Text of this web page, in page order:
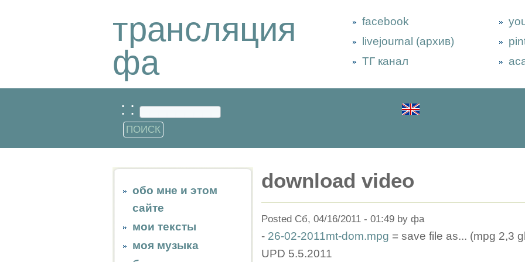
трансляция
фа
facebook
livejournal (архив)
ТГ канал
: :
обо мне и этом
сайте
мои тексты
моя музыка
download video
Posted Сб, 04/16/2011 - 01:49 by фа
- 26-02-2011mt-dom.mpg = save file as... (mpg 2,3
UPD 5.5.2011